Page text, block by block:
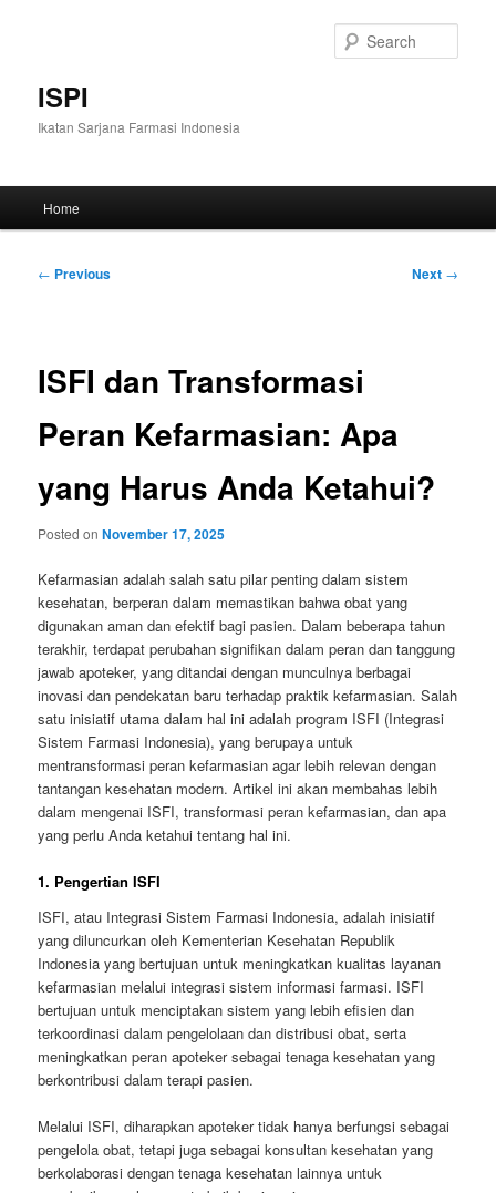
ISPI
Ikatan Sarjana Farmasi Indonesia
Home
Post
← Previous Next →
ISFI dan Transformasi
Peran Kefarmasian: Apa
yang Harus Anda Ketahui?
Posted onNovember 17, 2025
Kefarmasian adalah salah satu pilar penting dalam sistem
kesehatan, berperan dalam memastikan bahwa obat yang
digunakan aman dan efektif bagi pasien. Dalam beberapa tahun
terakhir, terdapat perubahan signifikan dalam peran dan tanggung
jawab apoteker, yang ditandai dengan munculnya berbagai
inovasi dan pendekatan baru terhadap praktik kefarmasian. Salah
satu inisiatif utama dalam hal ini adalah program ISFI (Integrasi
Sistem Farmasi Indonesia), yang berupaya untuk
mentransformasi peran kefarmasian agar lebih relevan dengan
tantangan kesehatan modern. Artikel ini akan membahas lebih
dalam mengenai ISFI, transformasi peran kefarmasian, dan apa
yang perlu Anda ketahui tentang hal ini.
1. Pengertian ISFI
ISFI, atau Integrasi Sistem Farmasi Indonesia, adalah inisiatif
yang diluncurkan oleh Kementerian Kesehatan Republik
Indonesia yang bertujuan untuk meningkatkan kualitas layanan
kefarmasian melalui integrasi sistem informasi farmasi. ISFI
bertujuan untuk menciptakan sistem yang lebih efisien dan
terkoordinasi dalam pengelolaan dan distribusi obat, serta
meningkatkan peran apoteker sebagai tenaga kesehatan yang
berkontribusi dalam terapi pasien.
Melalui ISFI, diharapkan apoteker tidak hanya berfungsi sebagai
pengelola obat, tetapi juga sebagai konsultan kesehatan yang
berkolaborasi dengan tenaga kesehatan lainnya untuk